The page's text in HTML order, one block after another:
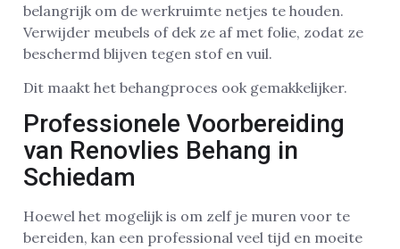
belangrijk om de werkruimte netjes te houden.
Verwijder meubels of dek ze af met folie, zodat ze
beschermd blijven tegen stof en vuil.
Dit maakt het behangproces ook gemakkelijker.
Professionele Voorbereiding
van Renovlies Behang in
Schiedam
Hoewel het mogelijk is om zelf je muren voor te
bereiden, kan een professional veel tijd en moeite